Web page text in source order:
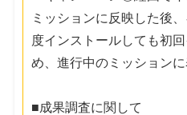
ミッションに反映した後
度インストールしても初
め、進行中のミッションに
■成果調査に関して